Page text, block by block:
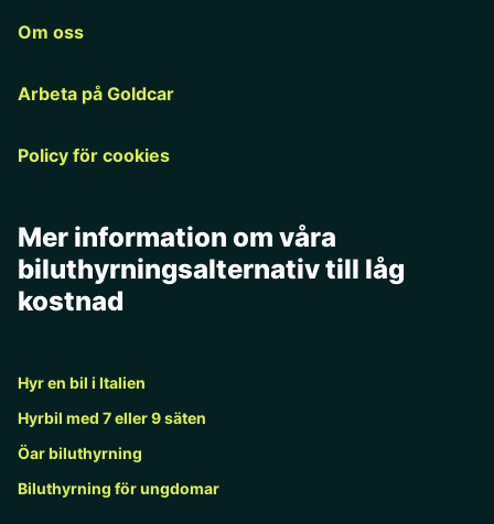
Om oss
Arbeta på Goldcar
Policy för cookies
Mer information om våra
biluthyrningsalternativ till låg
kostnad
Hyr en bil i Italien
Hyrbil med 7 eller 9 säten
Öar biluthyrning
Biluthyrning för ungdomar